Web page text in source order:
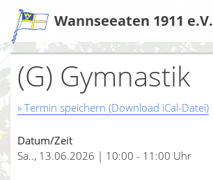
Zum
Inhalt
Wannseeaten 1911 e.V.
(G) Gymnastik
» Termin speichern (Download iCal-Datei)
Datum/Zeit
Sa.., 13.06.2026 | 10:00 - 11:00 Uhr